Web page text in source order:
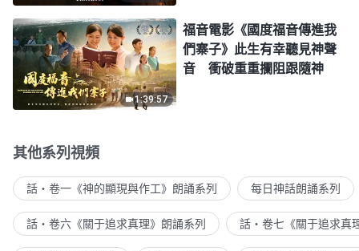
1:39:57
福音電影《國度福音傳進我
們寨子》此生有幸聽見神聲
音 衝破重重攔阻跟隨神
其他系列視頻
話・卷一《神的顯現與作工》朗誦系列 每日神話朗誦系列
話・卷六《關于追求真理》朗誦系列 話・卷七《關于追求真